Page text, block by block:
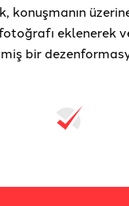
konuşmanın
eklenerek
bir